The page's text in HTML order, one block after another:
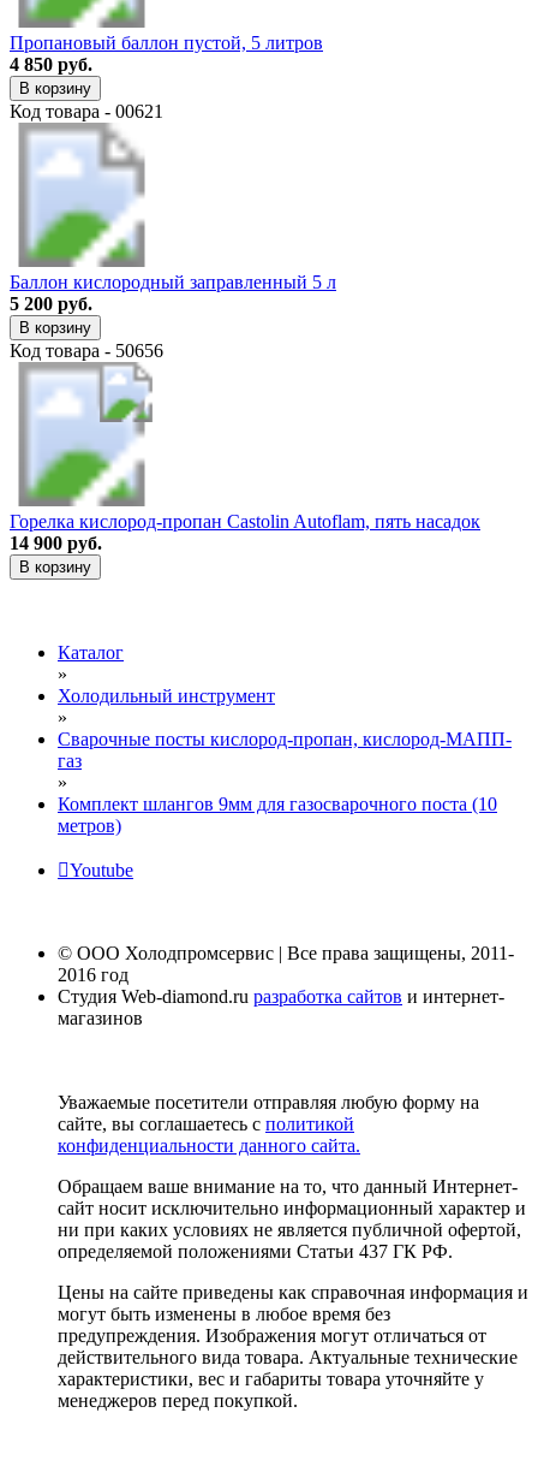
Пропановый баллон пустой, 5 литров
4 850 руб.
В корзину
Код товара - 00621
Баллон кислородный заправленный 5 л
5 200 руб.
В корзину
Код товара - 50656
Горелка кислород-пропан Castolin Autoflam, пять насадок
14 900 руб.
В корзину
Каталог
»
Холодильный инструмент
»
Сварочные посты кислород-пропан, кислород-МАПП-
газ
»
Комплект шлангов 9мм для газосварочного поста (10
метров)
Youtube
© ООО Холодпромсервис | Все права защищены, 2011-
2016 год
Студия Web-diamond.ru разработка сайтов и интернет-
магазинов
Уважаемые посетители отправляя любую форму на
сайте, вы соглашаетесь с политикой
конфиденциальности данного сайта.
Обращаем ваше внимание на то, что данный Интернет-
сайт носит исключительно информационный характер и
ни при каких условиях не является публичной офертой,
определяемой положениями Статьи 437 ГК РФ.
Цены на сайте приведены как справочная информация и
могут быть изменены в любое время без
предупреждения. Изображения могут отличаться от
действительного вида товара. Актуальные технические
характеристики, вес и габариты товара уточняйте у
менеджеров перед покупкой.